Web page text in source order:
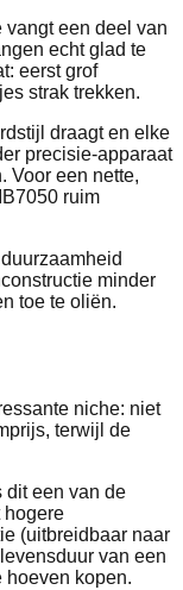
vangt een deel van
echt glad te
eerst grof
strak trekken.
draagt en elke
precisie-apparaat
Voor een nette,
ruim
minder
toe te oliën.
niche: niet
terwijl de
dit een van de
hogere
(uitbreidbaar naar
van een
hoeven kopen.